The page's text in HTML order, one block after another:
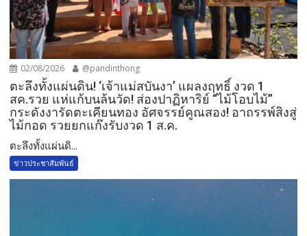
02/08/2026 @pandinthong
ตะลึงทั้งแผ่นดิน! ‘เจ้าแม่สบันงา’ แผลงฤทธิ์ งวด 1
สค.รวย แห่แก้บนล้นวัด!​ ส่องปาฏิหาริย์ “ไม้โอบไม้”
กระดังงารัดตะเคียนทอง อัศจรรย์คูณสอง! อาถรรพ์สิงสู่
ไม้กอด รวยยกแก๊งรับงวด 1 ส.ค.​
​ตะลึงทั้งแผ่นดิ...
ข่าวประชาสัมพันธ์